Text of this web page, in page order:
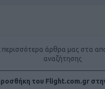
περισσότερα άρθρα μας στα
αναζήτησης
του Flight.com.gr